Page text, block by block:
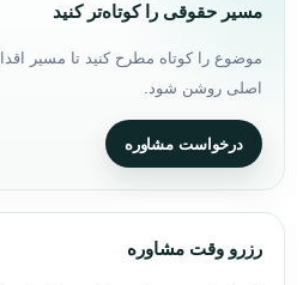
مسیر حقوقی را کوتاه‌تر کنید
موضوع را کوتاه مطرح کنید تا مسیر
اصلی روشن شود.
درخواست مشاوره
رزرو وقت مشاوره